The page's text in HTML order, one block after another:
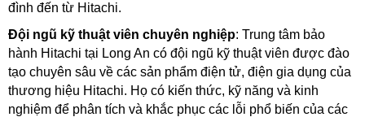
đình đến từ Hitachi.
Đội ngũ kỹ thuật viên chuyên nghiệp: Trung tâm bảo
hành Hitachi tại Long An có đội ngũ kỹ thuật viên được đào
tạo chuyên sâu về các sản phẩm điện tử, điện gia dụng của
thương hiệu Hitachi. Họ có kiến thức, kỹ năng và kinh
nghiệm để phân tích và khắc phục các lỗi phổ biến của các